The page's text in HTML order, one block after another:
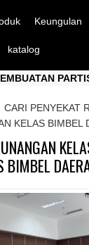
Keungulan
katalog
PARTISI
CARI PENYEKAT
KELAS BIMBEL
BIMBEL